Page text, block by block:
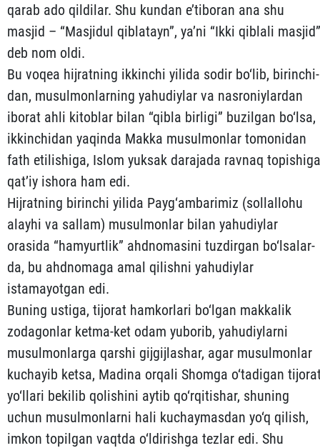
qarab ado qildilar. Shu kundan e’tiboran ana shu
masjid – “Masjidul qiblatayn”, ya’ni “Ikki qiblali
deb nom oldi.
Bu voqea hijratning ikkinchi yilida sodir bo‘lib, birin­chi­
dan, musulmonlarning yahudiylar va nasroniylardan
iborat ahli kitoblar bilan “qibla birligi” buzilgan bo‘lsa,
ikkinchi­dan yaqinda Makka musulmonlar tomonidan
fath etilishiga, Is­lom yuksak darajada ravnaq topishiga
qat’iy ishora ham edi.
Hijratning birinchi yilida Payg‘ambarimiz (sollallohu
alayhi va sallam) musulmonlar bilan yahudiylar
orasida “ham­yurt­lik” ahdnomasini tuzdirgan bo‘lsalar-
da, bu ahdnomaga amal qi­lishni yahudiylar
istamayotgan edi.
Buning ustiga, tijorat hamkorlari bo‘lgan makkalik
zodagon­lar ketma-ket odam yuborib, yahudiylarni
musulmonlarga qarshi gijgijlashar, agar musulmonlar
kuchayib ketsa, Madina orqali Shomga o‘tadigan
yo‘llari bekilib qolishini aytib qo‘r­qitishar, shuning
uchun musulmonlarni hali kuchaymasdan yo‘q qi­lish,
imkon topilgan vaqtda o‘ldirishga tezlar edi. Shu